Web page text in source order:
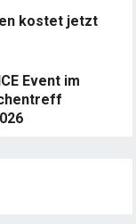
kostet jetzt
Event im